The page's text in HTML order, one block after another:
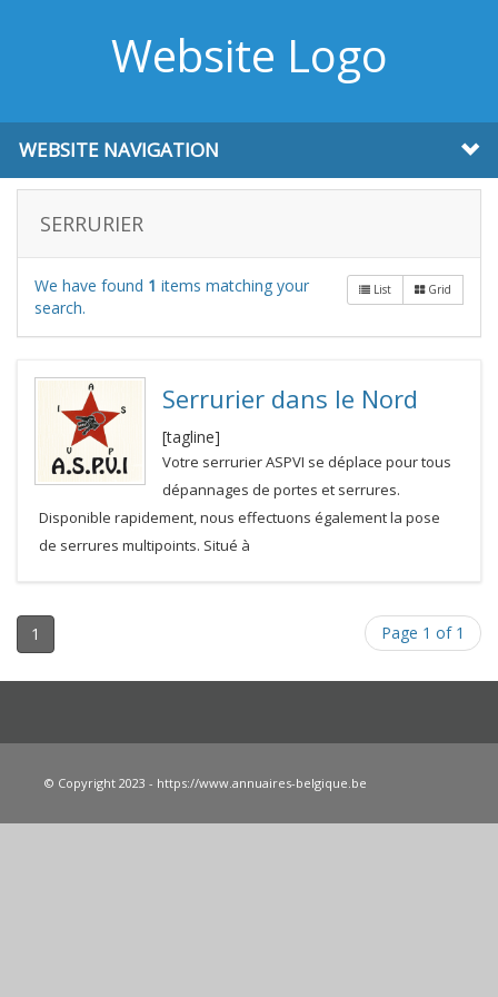
Website Logo
WEBSITE NAVIGATION
SERRURIER
List Grid
We have found 1 items matching your
search.
Serrurier dans le Nord
[tagline]
Votre serrurier ASPVI se déplace pour tous
dépannages de portes et serrures.
Disponible rapidement, nous effectuons également la pose
de serrures multipoints. Situé à
1 Page 1 of 1
© Copyright 2023 - https://www.annuaires-belgique.be